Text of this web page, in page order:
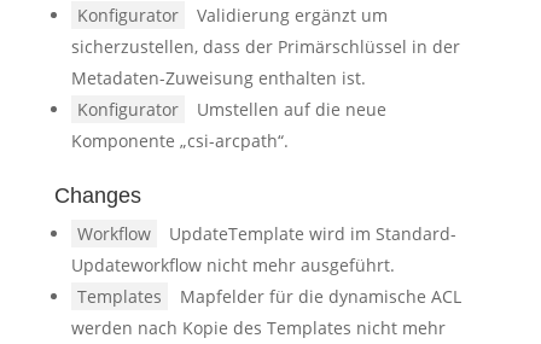
Konfigurator
Validierung ergänzt um
sicherzustellen, dass der Primärschlüssel in der
Metadaten-Zuweisung enthalten ist.
Konfigurator
Umstellen auf die neue
Komponente „csi-arcpath“.
Changes
Workflow
UpdateTemplate wird im Standard-
Updateworkflow nicht mehr ausgeführt.
Templates
Mapfelder für die dynamische ACL
werden nach Kopie des Templates nicht mehr